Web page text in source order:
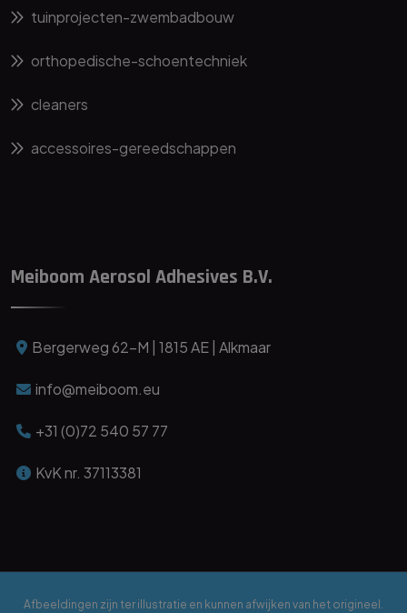
tuinprojecten-zwembadbouw
orthopedische-schoentechniek
cleaners
accessoires-gereedschappen
Meiboom Aerosol Adhesives B.V.
Bergerweg 62-M | 1815 AE | Alkmaar
info@meiboom.eu
+31 (0)72 540 57 77
KvK nr. 37113381
Afbeeldingen zijn ter illustratie en kunnen afwijken van het origineel.